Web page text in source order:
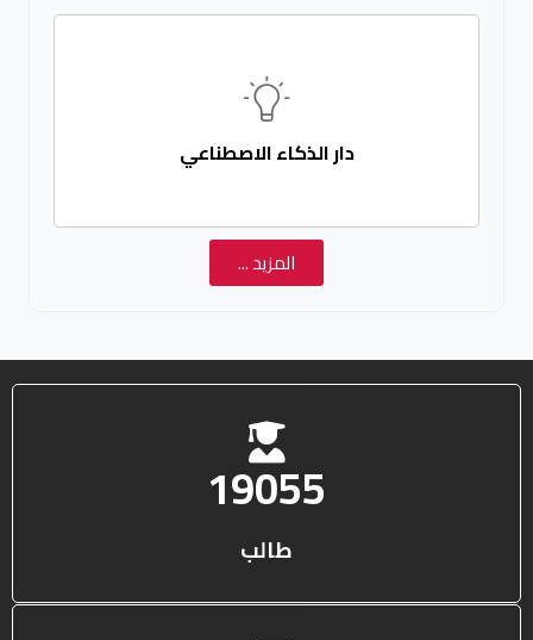
دار الذكاء الاصطناعي
المزيد ...
25578
طالب